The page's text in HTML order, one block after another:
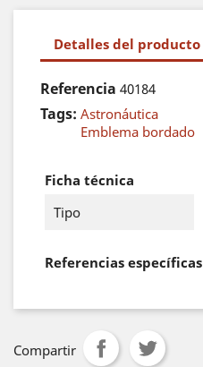
Detalles del producto
Referencia 40184
Tags: Astronáutica
Emblema bordado
Ficha técnica
Tipo
Referencias específicas
Compartir